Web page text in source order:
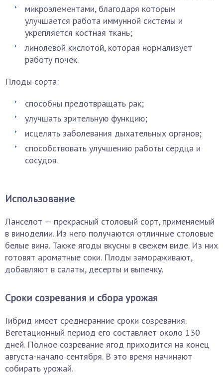
микроэлементами, благодаря которым
улучшается работа иммунной системы и
укрепляется костная ткань;
линолевой кислотой, которая нормализует
работу почек.
Плоды сорта:
способны предотвращать рак;
улучшать зрительную функцию;
исцелять заболевания дыхательных органов;
способствовать улучшению работы сердца и
сосудов.
Использование
Ланселот — прекрасный столовый сорт, применяемый
в виноделии. Из него получаются отличные столовые
белые вина. Также ягоды вкусны в свежем виде. Из них
готовят ароматные соки. Плоды замораживают,
добавляют в салаты, десерты и выпечку.
Сроки созревания и сбора урожая
Гибрид имеет среднеранние сроки созревания.
Вегетационный период его составляет около 130
дней. Полное созревание ягод приходится на конец
августа-начало сентября. В это время начинают
собирать урожай.